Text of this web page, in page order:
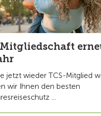
jetzt wieder TCS-Mitglied
wir Ihnen den besten
...